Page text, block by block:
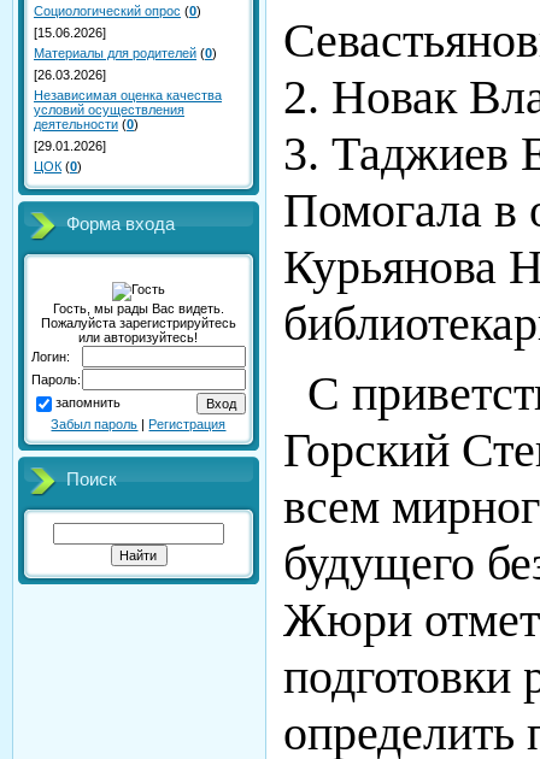
Социологический опрос (0)
[15.06.2026]
Материалы для родителей (0)
[26.03.2026]
Независимая оценка качества
условий осуществления
деятельности (0)
[29.01.2026]
ЦОК (0)
Форма входа
Гость, мы рады Вас видеть.
Пожалуйста зарегистрируйтесь
или авторизуйтесь!
Логин:
Пароль:
запомнить
Забыл пароль |Регистрация
Поиск
2. Новак
3. Таджиев
Помогала в
Курьянова
С
Горский
всем
будущего
Жюри
подготовки
определить